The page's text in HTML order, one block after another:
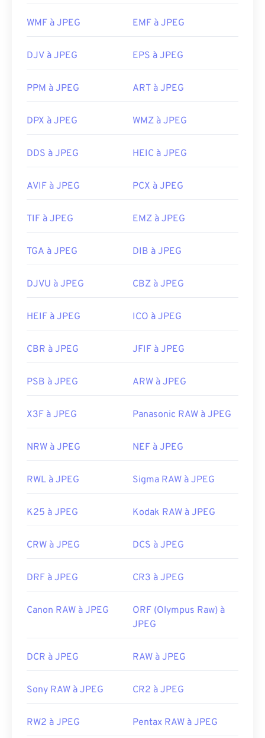
Liens utiles :
https://en.wikipedia.org/wiki/GIF
sélectionner une application spécifique pour ouvrir
applications Microsoft telles queMicrosoft Photos
Liens utiles:
https://www.lifewire.com/jpg-jpeg-file-4139913
WMF à JPEG EMF à JPEG
DJV à JPEG EPS à JPEG
PPM à JPEG ART à JPEG
DPX à JPEG WMZ à JPEG
DDS à JPEG HEIC à JPEG
AVIF à JPEG PCX à JPEG
TIF à JPEG EMZ à JPEG
TGA à JPEG DIB à JPEG
DJVU à JPEG CBZ à JPEG
HEIF à JPEG ICO à JPEG
CBR à JPEG JFIF à JPEG
PSB à JPEG ARW à JPEG
X3F à JPEG Panasonic RAW à JPEG
NRW à JPEG NEF à JPEG
RWL à JPEG Sigma RAW à JPEG
K25 à JPEG Kodak RAW à JPEG
CRW à JPEG DCS à JPEG
DRF à JPEG CR3 à JPEG
Canon RAW à JPEG
ORF (Olympus Raw) à
JPEG
DCR à JPEG RAW à JPEG
Sony RAW à JPEG CR2 à JPEG
RW2 à JPEG Pentax RAW à JPEG